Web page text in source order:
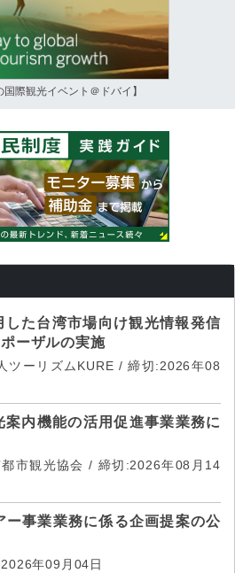
国際観光イベント＠ドバイ】
た台湾市場向け観光情報発信
ーザルの実施
ツーリズムKURE / 締切:2026年08
内機能の活用促進事業業務に
市観光協会 / 締切:2026年08月14
ー事業業務に係る企画提案の公
年09月04日